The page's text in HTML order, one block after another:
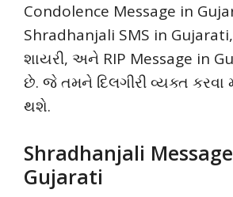
Condolence Message in
Shradhanjali SMS in
શાયરી, અને RIP Message in
છે. જે તમને દિલગીરી વ્યક્ત કરવા
થશે.
Shradhanjali
Gujarati